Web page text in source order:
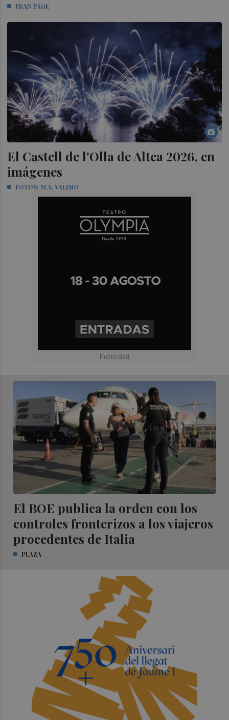
FRAN PAGE
El Castell de l'Olla de Altea 2026, en
imágenes
FOTOS: M.A. VALERO
El BOE publica la orden con los
controles fronterizos a los viajeros
procedentes de Italia
PLAZA